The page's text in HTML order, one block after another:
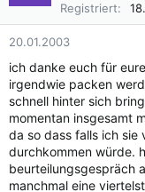
Registriert
20.01.2003
ich danke euch für
irgendwie packen
schnell hinter sich
momentan insgesamt
da so dass falls ich
durchkommen würde.
beurteilungsgespräch
manchmal eine